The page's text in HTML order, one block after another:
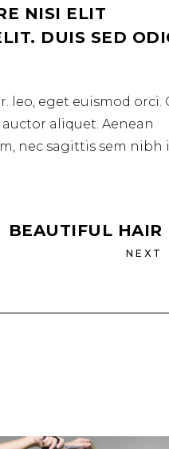
NISI ELIT
DUIS SED
leo, eget euismod orci.
aliquet. Aenean
nec sagittis sem nibh
BEAUTIFUL HAIR
NEXT